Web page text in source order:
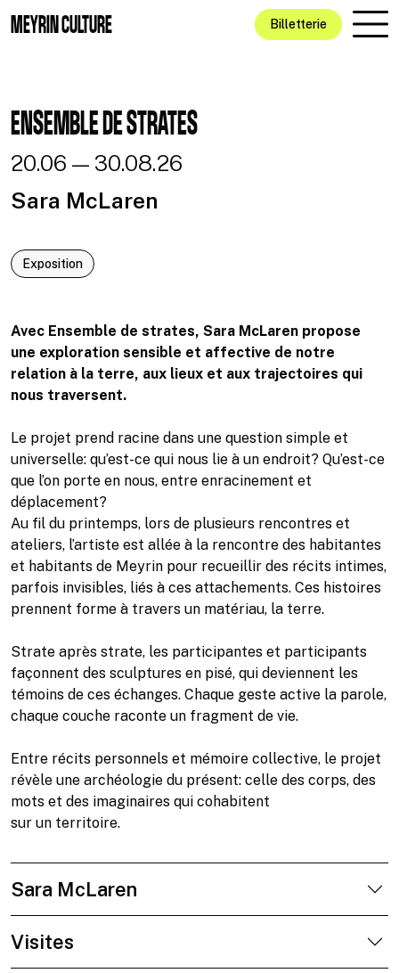
MEYRIN CULTURE Billetterie
ENSEMBLE DE STRATES
20.06 — 30.08.26
Sara McLaren
Exposition
Avec Ensemble de strates, Sara McLaren propose
une exploration sensible et affective de notre
relation à la terre, aux lieux et aux trajectoires qui
nous traversent.
Le projet prend racine dans une question simple et
universelle: qu’est-ce qui nous lie à un endroit? Qu’est-ce
que l’on porte en nous, entre enracinement et
déplacement?
Au fil du printemps, lors de plusieurs rencontres et
ateliers, l’artiste est allée à la rencontre des habitantes
et habitants de Meyrin pour recueillir des récits intimes,
parfois invisibles, liés à ces attachements. Ces histoires
prennent forme à travers un matériau, la terre.
Strate après strate, les participantes et participants
façonnent des sculptures en pisé, qui deviennent les
témoins de ces échanges. Chaque geste active la parole,
chaque couche raconte un fragment de vie.
Entre récits personnels et mémoire collective, le projet
révèle une archéologie du présent: celle des corps, des
mots et des imaginaires qui cohabitent
sur un territoire.
Sara McLaren
Visites